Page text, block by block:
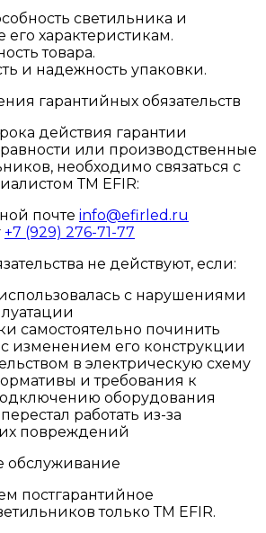
светильника и
его характеристикам.
товара.
и надежность упаковки.
гарантийных обязательств
действия гарантии
или производственные
необходимо связаться с
ТМ EFIR:
почте info@efirled.ru
+7 (929) 276-71-77
не действуют, если:
с нарушениями
самостоятельно починить
изменением его конструкции
в электрическую схему
и требования к
оборудования
работать из-за
повреждений
обслуживание
постгарантийное
только ТМ EFIR.